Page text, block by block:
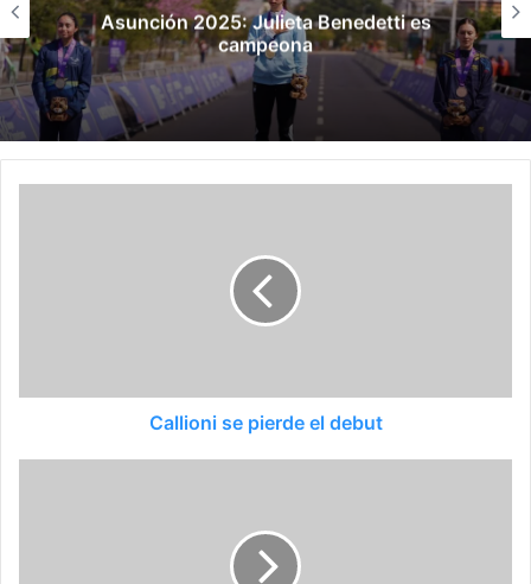
Asunción 2025, día 7: tres oros y dos
Callioni se pierde el debut